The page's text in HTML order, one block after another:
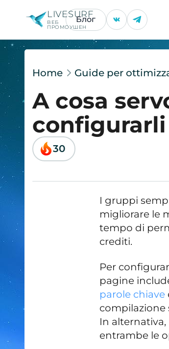
LIVESURF
ВЕБ
ПРОМОУШЕН
Блог
Home Guide per
A cosa
configurarli
30
I gruppi
migliorare le
tempo di
crediti.
Per
pagine
parole chiave
compilazione
In
entrambe le